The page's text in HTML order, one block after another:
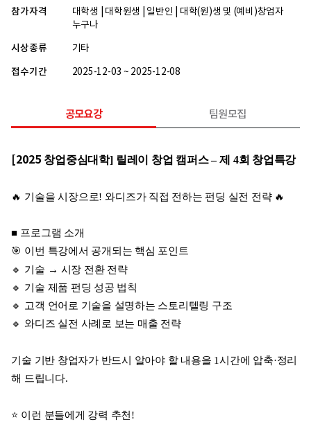
참가자격
대학생 | 대학원생 | 일반인 | 대학(원)생 및 (예비)창업자
누구나
시상종류 기타
접수기간 2025-12-03 ~ 2025-12-08
공모요강 팀원모집
[2025 창업중심대학] 릴레이 창업 캠퍼스–제 4회 창업특강
🔥 기술을 시장으로!와디즈가 직접 전하는 펀딩 실전 전략 🔥
■ 프로그램 소개
🎯 이번 특강에서 공개되는 핵심 포인트
🔹 기술 → 시장 전환 전략
🔹 기술 제품 펀딩 성공 법칙
🔹 고객 언어로 기술을 설명하는 스토리텔링 구조
🔹와디즈 실전 사례로 보는 매출 전략
기술 기반 창업자가 반드시 알아야 할 내용을 1시간에 압축·정리
해 드립니다.
⭐ 이런 분들에게 강력 추천!